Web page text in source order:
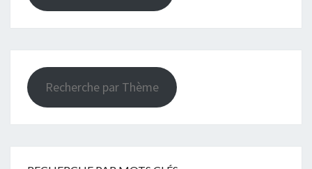
Recherche par Thème